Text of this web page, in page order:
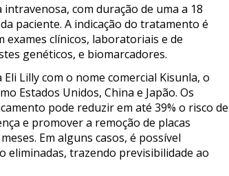
com duração de uma a 18
paciente. A indicação do tratamento é
exames clínicos, laboratoriais e de
genéticos, e biomarcadores.
Lilly com o nome comercial Kisunla, o
Estados Unidos, China e Japão. Os
pode reduzir em até 39% o risco de
e promover a remoção de placas
Em alguns casos, é possível
eliminadas, trazendo previsibilidade ao